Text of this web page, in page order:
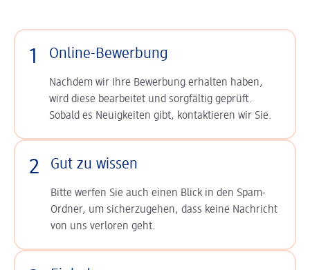
1 Online-Bewerbung
Nachdem wir Ihre Bewerbung erhalten haben,
wird diese bearbeitet und sorgfältig geprüft.
Sobald es Neuigkeiten gibt, kontaktieren wir Sie.
2 Gut zu wissen
Bitte werfen Sie auch einen Blick in den Spam-
Ordner, um sicherzugehen, dass keine Nachricht
von uns verloren geht.